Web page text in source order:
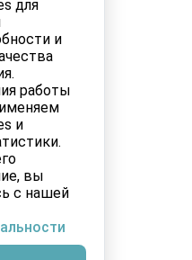
для
и
работы
и
вы
с нашей